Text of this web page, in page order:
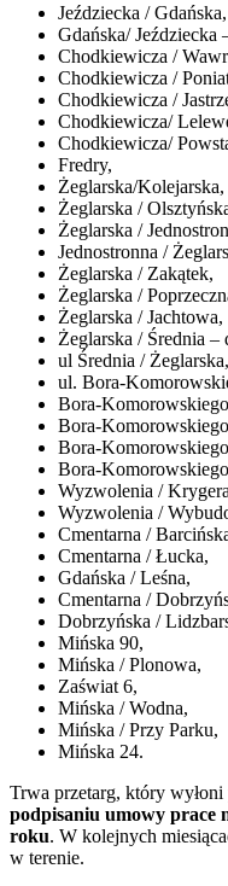
Jeździecka / Gdańska,
Gdańska/ Jeździecka
Chodkiewicza /
Chodkiewicza /
Chodkiewicza /
Chodkiewicza/
Chodkiewicza/
Fredry,
Żeglarska/Kolejarska,
Żeglarska /
Żeglarska /
Jednostronna /
Żeglarska / Zakątek,
Żeglarska /
Żeglarska / Jachtowa,
Żeglarska / Średnia –
ul Średnia / Żeglarska,
ul. Bora-
Bora-
Bora-
Bora-
Bora-
Wyzwolenia /
Wyzwolenia /
Cmentarna /
Cmentarna / Łucka,
Gdańska / Leśna,
Cmentarna /
Dobrzyńska /
Mińska 90,
Mińska / Plonowa,
Zaświat 6,
Mińska / Wodna,
Mińska / Przy Parku,
Mińska 24.
Trwa przetarg, który wyłoni
podpisaniu umowy prace
roku. W kolejnych
w terenie.